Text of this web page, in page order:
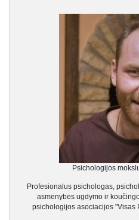
Psichologijos
Profesionalus psichologas,
asmenybės ugdymo ir
psichologijos asociacijos "Visas